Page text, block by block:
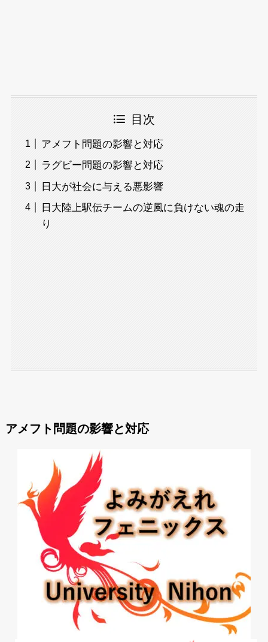
目次
アメフト問題の影響と対応
ラグビー問題の影響と対応
日大が社会に与える悪影響
日大陸上駅伝チームの逆風に負けない魂の走
り
アメフト問題の影響と対応